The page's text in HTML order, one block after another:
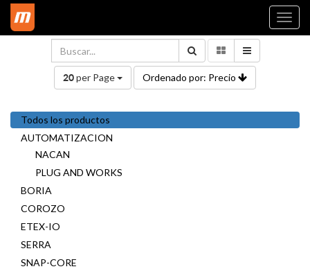
20per Page Ordenado por: Precio
Todos los productos
AUTOMATIZACION
NACAN
PLUG AND WORKS
BORIA
COROZO
ETEX-IO
SERRA
SNAP-CORE